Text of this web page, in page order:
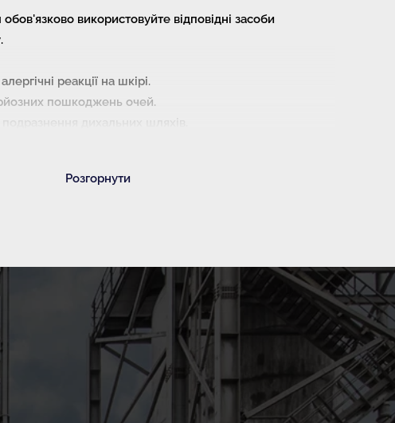
використовуйте відповідні засоби
реакції на шкірі.
пошкоджень очей.
для дітей місці.
води.
декількох хвилин. При використанні
Розгорнути